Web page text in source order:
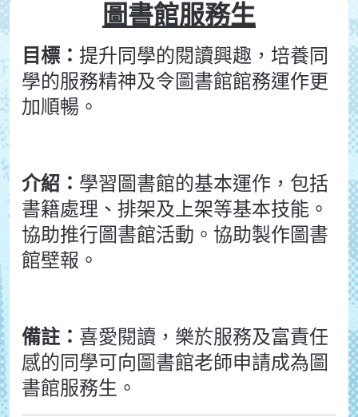
圖書館服務生
目標： 提升同學的閱讀興趣，培養同
學的服務精神及令圖書館館務運作更
加順暢。
介紹： 學習圖書館的基本運作，包括
書籍處理、排架及上架等基本技能。
協助推行圖書館活動。 協助製作圖書
館壁報。
備註： 喜愛閱讀，樂於服務及富責任
感的同學可向圖書館老師申請成為圖
書館服務生。